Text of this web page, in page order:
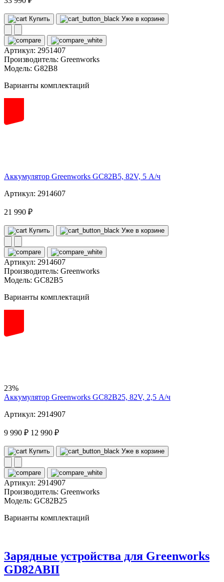
Купить Уже в корзине
Артикул: 2951407
Производитель: Greenworks
Модель: G82B8
Варианты комплектаций
Аккумулятор Greenworks GC82B5, 82V, 5 А/ч
Артикул: 2914607
21 990 ₽
Купить Уже в корзине
Артикул: 2914607
Производитель: Greenworks
Модель: GC82B5
Варианты комплектаций
23%
Аккумулятор Greenworks GC82B25, 82V, 2,5 А/ч
Артикул: 2914907
9 990 ₽ 12 990 ₽
Купить Уже в корзине
Артикул: 2914907
Производитель: Greenworks
Модель: GC82B25
Варианты комплектаций
Зарядные устройства для Greenworks
GD82ABII